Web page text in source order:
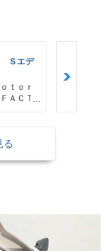
Ｓエデ
ｔｏｒ
ＡＣＴ
る